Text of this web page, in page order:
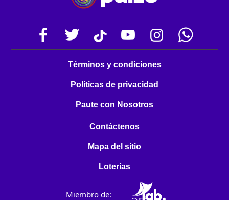
Términos y condiciones
Políticas de privacidad
Paute con Nosotros
Contáctenos
Mapa del sitio
Loterías
Miembro de: